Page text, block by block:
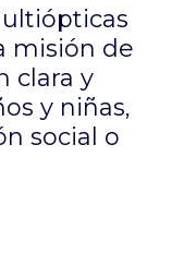
misión de
clara y
y niñas,
social o